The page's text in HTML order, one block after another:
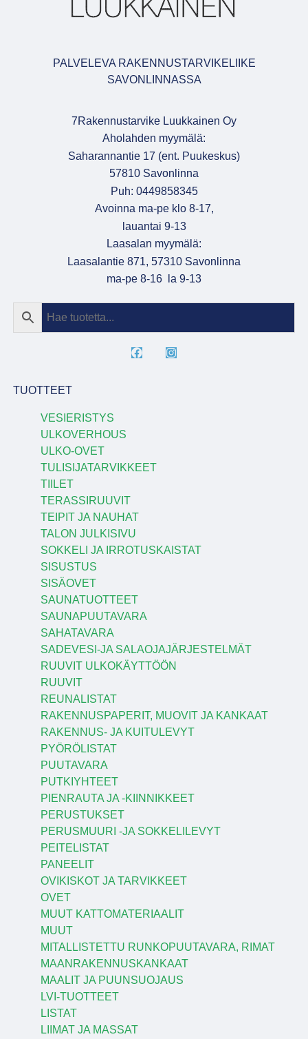
PALVELEVA RAKENNUSTARVIKELIIKE
SAVONLINNASSA
7Rakennustarvike Luukkainen Oy
Aholahden myymälä:
Saharannantie 17 (ent. Puukeskus)
57810 Savonlinna
Puh: 0449858345
Avoinna ma-pe klo 8-17,
lauantai 9-13
Laasalan myymälä:
Laasalantie 871, 57310 Savonlinna
ma-pe 8-16 la 9-13
TUOTTEET
VESIERISTYS
ULKOVERHOUS
ULKO-OVET
TULISIJATARVIKKEET
TIILET
TERASSIRUUVIT
TEIPIT JA NAUHAT
TALON JULKISIVU
SOKKELI JA IRROTUSKAISTAT
SISUSTUS
SISÄOVET
SAUNATUOTTEET
SAUNAPUUTAVARA
SAHATAVARA
SADEVESI-JA SALAOJAJÄRJESTELMÄT
RUUVIT ULKOKÄYTTÖÖN
RUUVIT
REUNALISTAT
RAKENNUSPAPERIT, MUOVIT JA KANKAAT
RAKENNUS- JA KUITULEVYT
PYÖRÖLISTAT
PUUTAVARA
PUTKIYHTEET
PIENRAUTA JA -KIINNIKKEET
PERUSTUKSET
PERUSMUURI -JA SOKKELILEVYT
PEITELISTAT
PANEELIT
OVIKISKOT JA TARVIKKEET
OVET
MUUT KATTOMATERIAALIT
MUUT
MITALLISTETTU RUNKOPUUTAVARA, RIMAT
MAANRAKENNUSKANKAAT
MAALIT JA PUUNSUOJAUS
LVI-TUOTTEET
LISTAT
LIIMAT JA MASSAT